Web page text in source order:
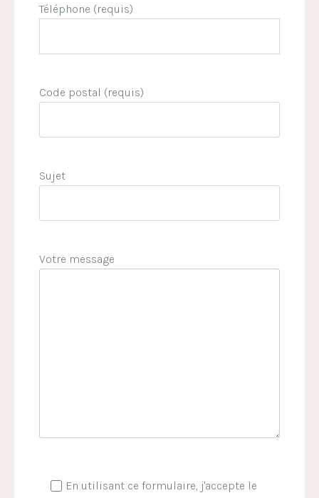
Téléphone (requis)
Code postal (requis)
Sujet
Votre message
En utilisant ce formulaire, j'accepte le